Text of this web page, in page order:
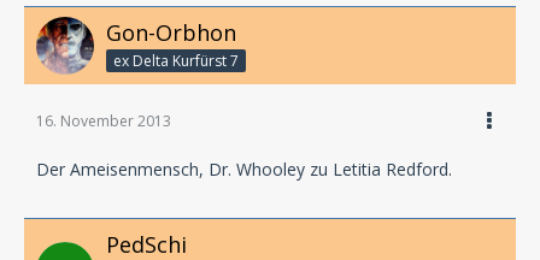
Gon-Orbhon
ex Delta Kurfürst 7
16. November 2013
Der Ameisenmensch, Dr. Whooley zu Letitia Redford.
PedSchi